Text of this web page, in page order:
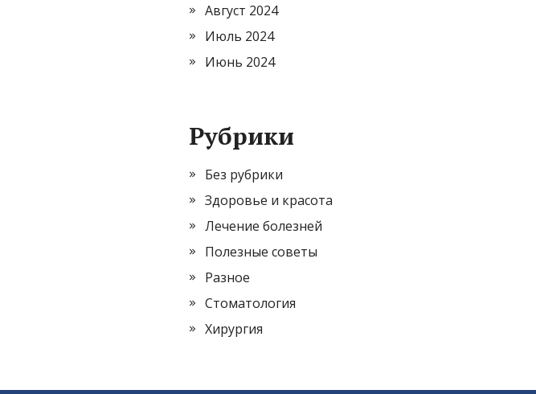
Август 2024
Июль 2024
Июнь 2024
Рубрики
Без рубрики
Здоровье и красота
Лечение болезней
Полезные советы
Разное
Стоматология
Хирургия